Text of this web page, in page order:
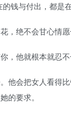
钱与付出，都是
绝不会甘心情愿
他就根本就忍
会把女人看得比
的要求。